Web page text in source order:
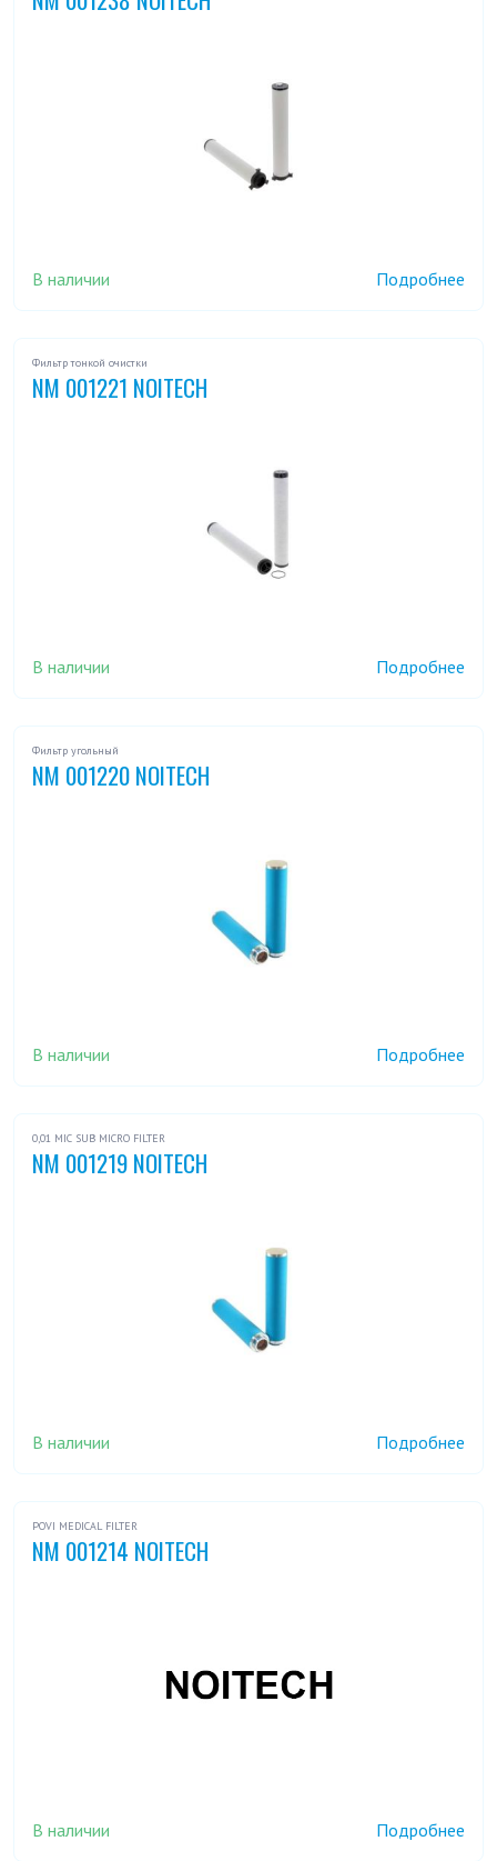
В наличии Подробнее
Фильтр тонкой очистки
NM 001221 NOITECH
В наличии Подробнее
Фильтр угольный
NM 001220 NOITECH
В наличии Подробнее
0,01 MIC SUB MICRO FILTER
NM 001219 NOITECH
В наличии Подробнее
POVI MEDICAL FILTER
NM 001214 NOITECH
В наличии Подробнее